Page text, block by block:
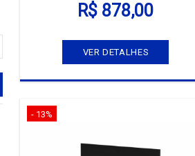
R$ 878,00
VER DETALHES
- 13%